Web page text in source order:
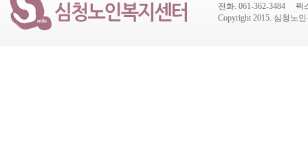
전화. 061-362-3484 팩
Copyright 2015. 심청노